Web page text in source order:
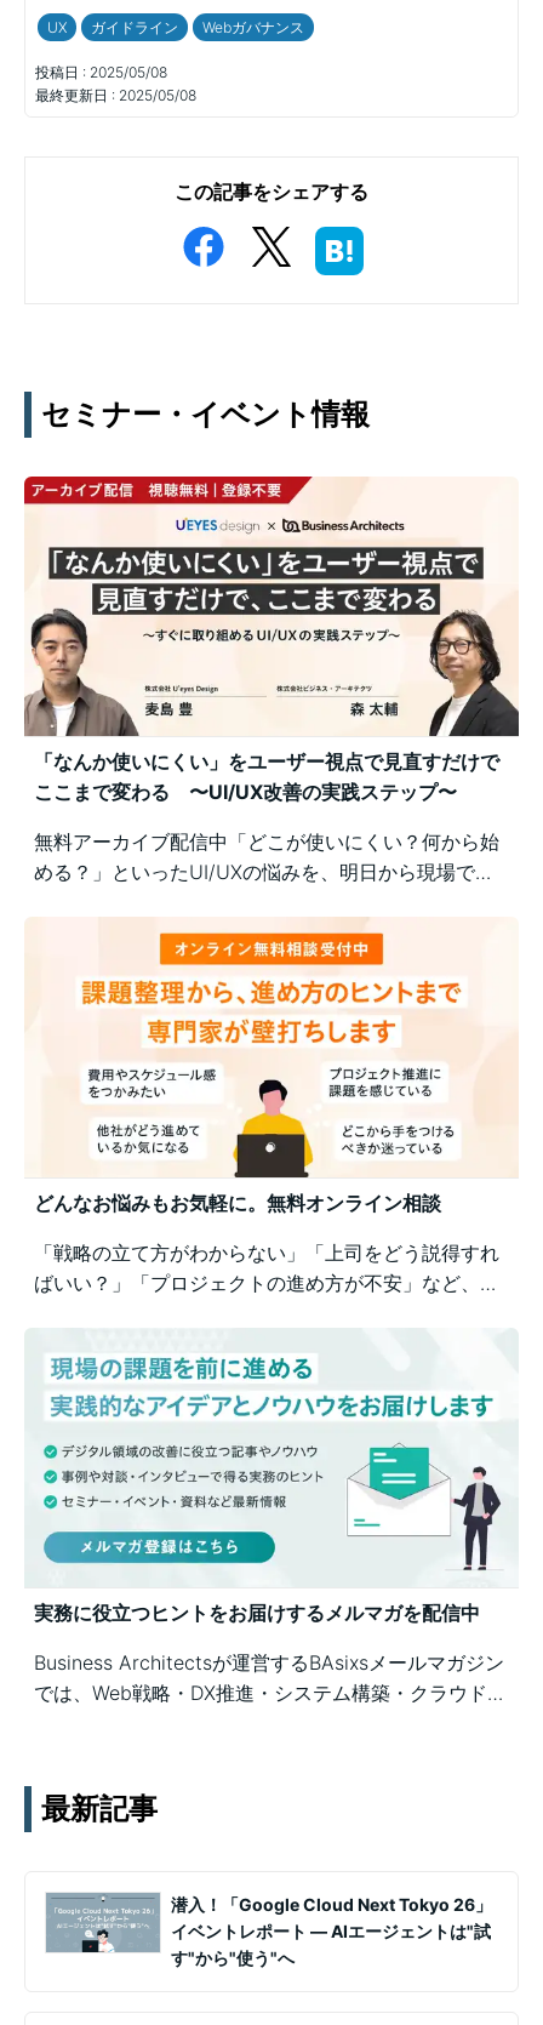
UX ガイドライン Webガバナンス
投稿日 : 2025/05/08
最終更新日 : 2025/05/08
この記事をシェアする
セミナー・イベント情報
「なんか使いにくい」をユーザー視点で見直すだけで
ここまで変わる 〜UI/UX改善の実践ステップ〜
無料アーカイブ配信中「どこが使いにくい？何から始
める？」といったUI/UXの悩みを、明日から現場で実
の意識差に悩む方にもおすすめの実践型セミナーで
どんなお悩みもお気軽に。無料オンライン相談
「戦略の立て方がわからない」「上司をどう説得すれ
ばいい？」「プロジェクトの進め方が不安」など、業
実務に役立つヒントをお届けするメルマガを配信中
Business Architectsが運営するBAsixsメールマガジン
では、Web戦略・DX推進・システム構築・クラウド活
最新記事
潜入！「Google Cloud Next Tokyo 26」
イベントレポート ― AIエージェントは"試
す"から"使う"へ